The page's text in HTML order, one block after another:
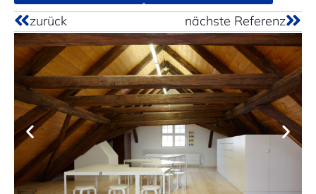
zurück nächste Referenz